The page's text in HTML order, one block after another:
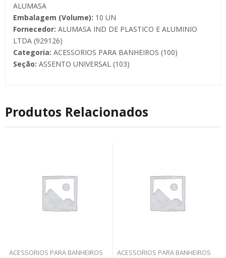
ALUMASA
Embalagem (Volume): 10 UN
Fornecedor: ALUMASA IND DE PLASTICO E ALUMINIO
LTDA (929126)
Categoria: ACESSORIOS PARA BANHEIROS (100)
Seção: ASSENTO UNIVERSAL (103)
Produtos Relacionados
ACESSORIOS PARA BANHEIROS ACESSORIOS PARA BANHEIROS